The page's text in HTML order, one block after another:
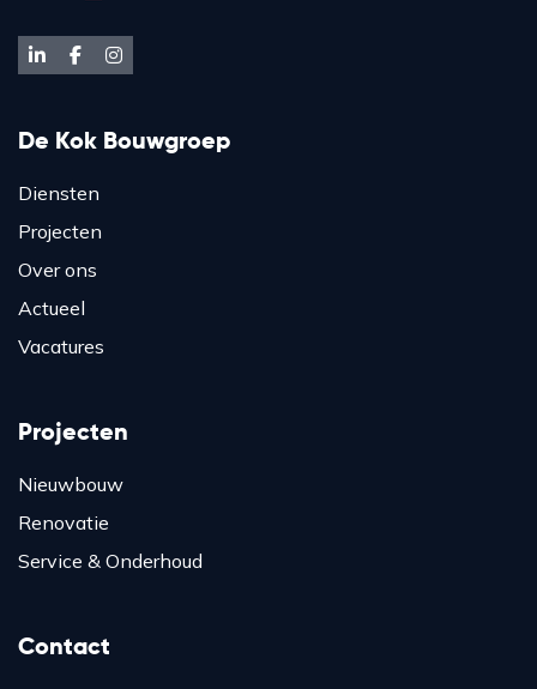
De Kok Bouwgroep
Diensten
Projecten
Over ons
Actueel
Vacatures
Projecten
Nieuwbouw
Renovatie
Service & Onderhoud
Contact